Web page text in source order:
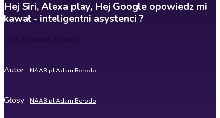
Hej Siri, Alexa play, Hej Google opowiedz mi
kawał - inteligentni asystenci ?
Czas trwania52 minuty
Autor NAAB.pl Adam Borodo
Głosy NAAB.pl Adam Borodo